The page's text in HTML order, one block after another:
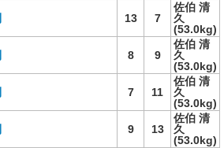
13 7
佐伯 清
久
(53.0kg)
8 9
佐伯 清
久
(53.0kg)
7 11
佐伯 清
久
(53.0kg)
9 13
佐伯 清
久
(53.0kg)